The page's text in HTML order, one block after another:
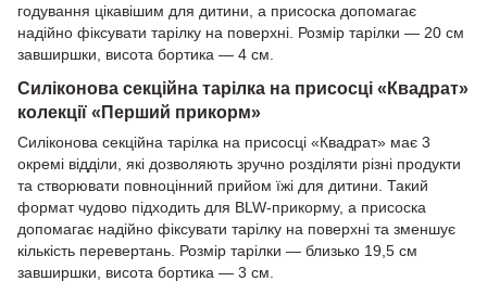
годування цікавішим для дитини, а присоска допомагає
надійно фіксувати тарілку на поверхні. Розмір тарілки — 20 см
завширшки, висота бортика — 4 см.
Силіконова секційна тарілка на присосці «Квадрат»
колекції «Перший прикорм»
Силіконова секційна тарілка на присосці «Квадрат» має 3
окремі відділи, які дозволяють зручно розділяти різні продукти
та створювати повноцінний прийом їжі для дитини. Такий
формат чудово підходить для BLW-прикорму, а присоска
допомагає надійно фіксувати тарілку на поверхні та зменшує
кількість перевертань. Розмір тарілки — близько 19,5 см
завширшки, висота бортика — 3 см.